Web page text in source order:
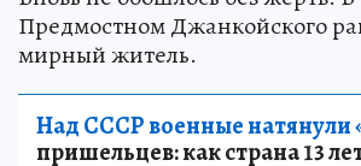
Предмостном Джанкойского
мирный житель.
Над СССР военные натянули
пришельцев: как страна 13